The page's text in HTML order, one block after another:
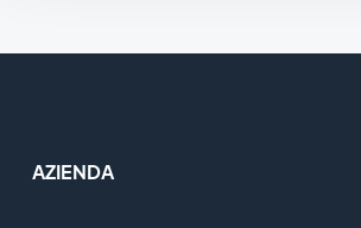
AZIENDA